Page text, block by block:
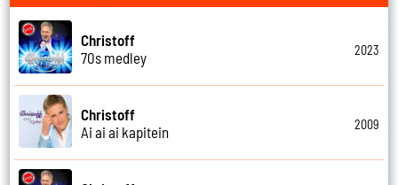
Christoff
70s medley
2023
Christoff
Ai ai ai kapitein
2009